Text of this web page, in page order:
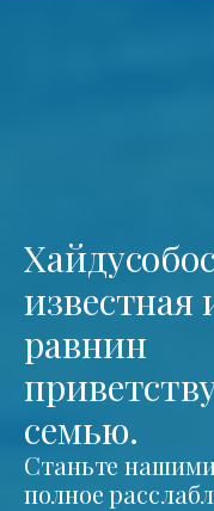
известная
равнин
семью.
Станьте
полное